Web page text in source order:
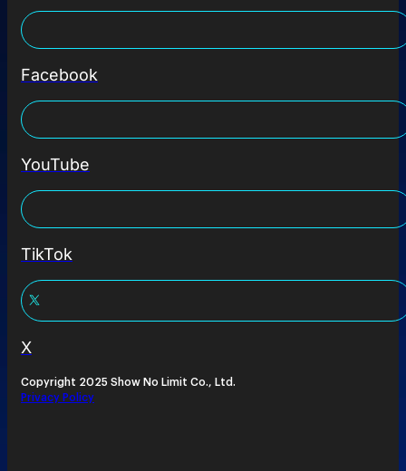
Facebook
YouTube
TikTok
X
Copyright 2025 Show No Limit Co., Ltd.
Privacy Policy